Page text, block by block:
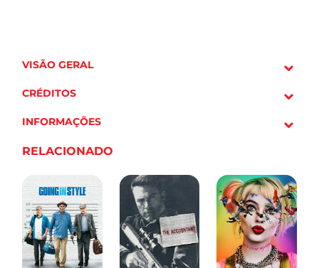
VISÃO GERAL
CRÉDITOS
INFORMAÇÕES
RELACIONADO